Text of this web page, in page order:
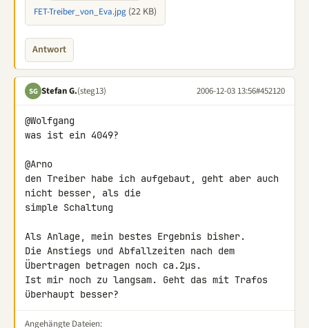
FET-Treiber_von_Eva.jpg (22 KB)
Antwort
SG Stefan G.(steg13) 2006-12-03 13:56#452120
@Wolfgang
was ist ein 4049?
@Arno
den Treiber habe ich aufgebaut, geht aber auch
nicht besser, als die
simple Schaltung
Als Anlage, mein bestes Ergebnis bisher.
Die Anstiegs und Abfallzeiten nach dem
Übertragen betragen noch ca.2µs.
Ist mir noch zu langsam. Geht das mit Trafos
überhaupt besser?
Angehängte Dateien: